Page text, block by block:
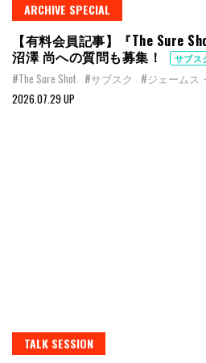
ARCHIVE SPECIAL
【有料会員記事】『The Sure
沼澤 尚への質問も募集！
サブス
#The Sure Shot #サブスク #ジェームス
2026.07.29 UP
TALK SESSION